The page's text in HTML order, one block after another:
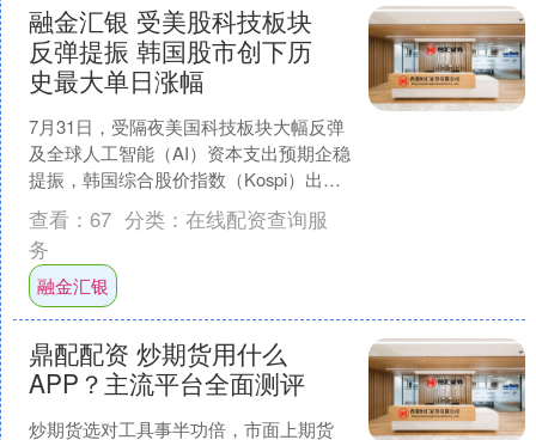
融金汇银 受美股科技板块
反弹提振 韩国股市创下历
史最大单日涨幅
7月31日，受隔夜美国科技板块大幅反弹
及全球人工智能（AI）资本支出预期企稳
提振，韩国综合股价指数（Kospi）出现
历史性剧烈反弹，单日涨幅创下有记录
以来新高。....
查看： 67 分类： 在线配资查询服
务
融金汇银
鼎配配资 炒期货用什么
APP？主流平台全面测评
炒期货选对工具事半功倍，市面上期货